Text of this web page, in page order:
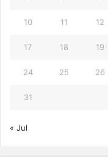
10 11 12
17 18 19
24 25 26
31
« Jul